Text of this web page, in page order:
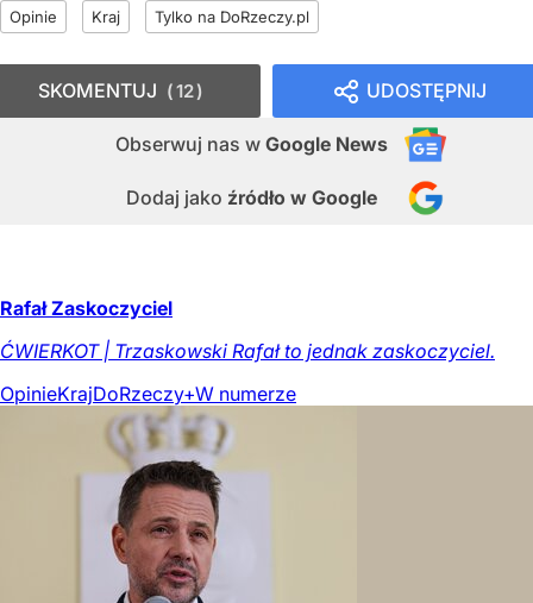
Opinie Kraj Tylko na DoRzeczy.pl
UDOSTĘPNIJ
Obserwuj nas w Google News
Dodaj jako źródło w Google
SKOMENTUJ 12
Rafał Zaskoczyciel
ĆWIERKOT | Trzaskowski Rafał to jednak zaskoczyciel.
OpinieKrajDoRzeczy+W numerze